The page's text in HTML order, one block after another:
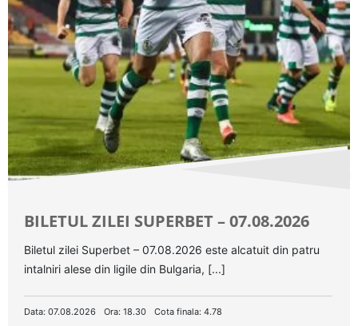
BILETUL ZILEI SUPERBET – 07.08.2026
Biletul zilei Superbet – 07.08.2026 este alcatuit din patru
intalniri alese din ligile din Bulgaria, [...]
Data: 07.08.2026 Ora: 18.30 Cota finala: 4.78